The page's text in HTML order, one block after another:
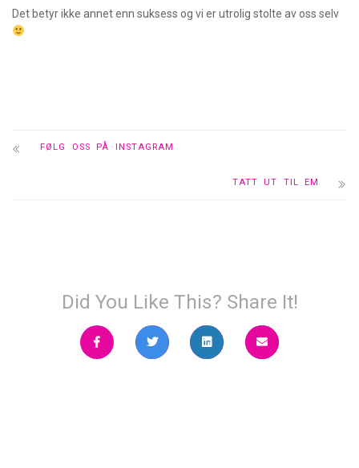
Det betyr ikke annet enn suksess og vi er utrolig stolte av oss selv
FØLG OSS PÅ INSTAGRAM
TATT UT TIL EM
Did You Like This? Share It!